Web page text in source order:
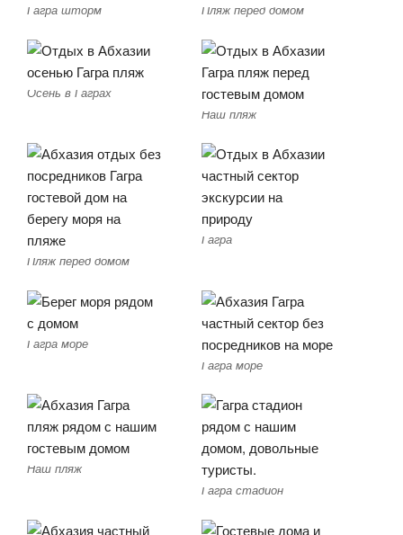
Гагра шторм Пляж перед домом
Осень в Гаграх
Наш пляж
Пляж перед домом
Гагра
Гагра море
Гагра море
Наш пляж
Гагра стадион